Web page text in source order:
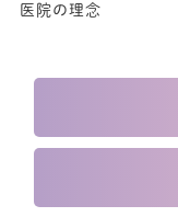
医院の理念